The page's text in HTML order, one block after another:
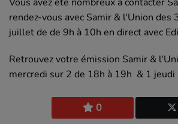
0
rendez-vous avec Samir & l'Union des
juillet de de 9h à 10h en direct avec
Retrouvez votre émission Samir &
mercredi sur 2 de 18h à 19h & 1 jeudi